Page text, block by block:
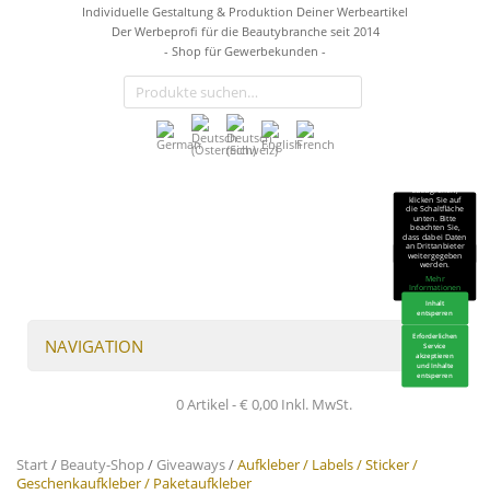
klicken Sie auf
die Schaltfläche
unten. Bitte
beachten Sie,
dass dabei Daten
an Drittanbieter
weitergegeben
werden.
Mehr
Informationen
Inhalt
entsperren
Erforderlichen
Service
akzeptieren
und Inhalte
entsperren
Individuelle Gestaltung & Produktion Deiner Werbeartikel
Der Werbeprofi für die Beautybranche seit 2014
- Shop für Gewerbekunden -
NAVIGATION
0 Artikel -€ 0,00 Inkl. MwSt.
Start/ Beauty-Shop/ Giveaways/Aufkleber / Labels / Sticker /
Geschenkaufkleber / Paketaufkleber